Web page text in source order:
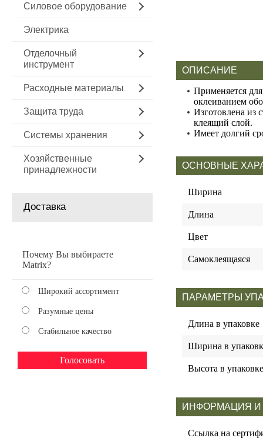
Силовое оборудование
Электрика
Отделочный
инструмент
Расходные материалы
Защита труда
Системы хранения
Хозяйственные
принадлежности
Доставка
Почему Вы выбираете
Matrix?
Широкий ассортимент
Разумные цены
Стабильное качество
ОПИСАНИЕ
Применяется
оклеиванием
Изготовлена из
клеящий слой.
Имеет долгий
ОСНОВНЫЕ
Ширина
Длина
Цвет
Самоклеящаяся
ПАРАМЕТРЫ
Длина в упаковке
Ширина в
Высота в упаковке
ИНФОРМАЦИЯ И
Ссылка на